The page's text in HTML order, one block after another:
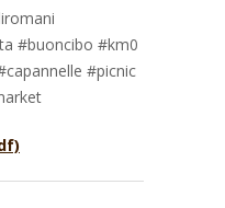
#buoncibo #km0
#picnic